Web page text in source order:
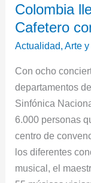
Colombia
Cafetero
Actualidad,Arte
Con ocho
departamentos
Sinfónica
6.000 personas
centro de
los diferentes
musical, el
Sinfónica
Nacional
de
llegó
al
corazón
del
Eje
Cafetero
con